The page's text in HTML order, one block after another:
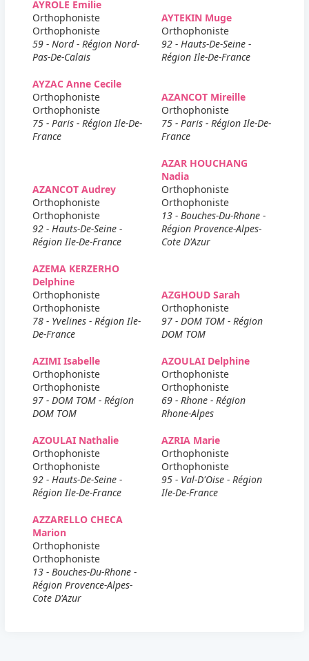
AYROLE Emilie
Orthophoniste
Orthophoniste
59 - Nord - Région Nord-
Pas-De-Calais
AYTEKIN Muge
Orthophoniste
92 - Hauts-De-Seine -
Région Ile-De-France
AYZAC Anne Cecile
Orthophoniste
Orthophoniste
75 - Paris - Région Ile-De-
France
AZANCOT Mireille
Orthophoniste
75 - Paris - Région Ile-De-
France
AZANCOT Audrey
Orthophoniste
Orthophoniste
92 - Hauts-De-Seine -
Région Ile-De-France
AZAR HOUCHANG
Nadia
Orthophoniste
Orthophoniste
13 - Bouches-Du-Rhone -
Région Provence-Alpes-
Cote D'Azur
AZEMA KERZERHO
Delphine
Orthophoniste
Orthophoniste
78 - Yvelines - Région Ile-
De-France
AZGHOUD Sarah
Orthophoniste
97 - DOM TOM - Région
DOM TOM
AZIMI Isabelle
Orthophoniste
Orthophoniste
97 - DOM TOM - Région
DOM TOM
AZOULAI Delphine
Orthophoniste
Orthophoniste
69 - Rhone - Région
Rhone-Alpes
AZOULAI Nathalie
Orthophoniste
Orthophoniste
92 - Hauts-De-Seine -
Région Ile-De-France
AZRIA Marie
Orthophoniste
Orthophoniste
95 - Val-D'Oise - Région
Ile-De-France
AZZARELLO CHECA
Marion
Orthophoniste
Orthophoniste
13 - Bouches-Du-Rhone -
Région Provence-Alpes-
Cote D'Azur